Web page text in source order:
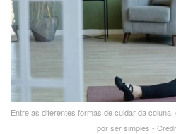
Entre as diferentes formas de cuidar da
por ser simples -